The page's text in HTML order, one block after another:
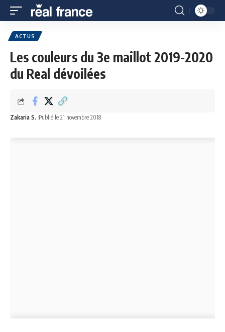
ACTUS
Les couleurs du 3e maillot 2019-2020
du Real dévoilées
Zakaria S. Publié le 21 novembre 2018